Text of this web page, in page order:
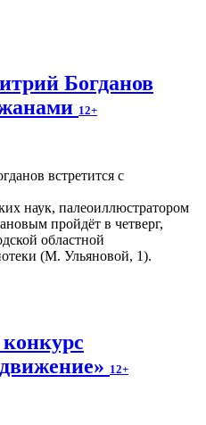
Богданов
12+
наук, палеоиллюстратором
пройдёт в четверг,
областной
(М. Ульяновой, 1).
12+